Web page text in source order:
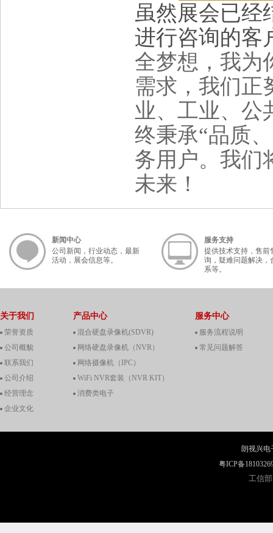
虽然展会已经
进行咨询的客
全梦想，我为
需求，我们正
业、工业、公
终秉承“品质
务用户。我们
未来！
新闻中心
公司新闻，行业动态，最新
活动，展会信息等。
服务支持
提供技术支持，售前
询，疑难问题解决，
系等。
关于我们
荣誉资质
公司概貌
联系我们
公司介绍
经营理念
企业文化
产品中心
混合硬盘录像机(SDVR)
网络硬盘录像机（NVR）
网络摄像机（IPC）
WiFi NVR套装（NVR KIT）
消费类电子
服务中心
服务流程说明
常见问题解答
朗视兴电
粤ICP备
工信